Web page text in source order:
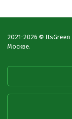
2021-2026 © ItsGreen
Москве.